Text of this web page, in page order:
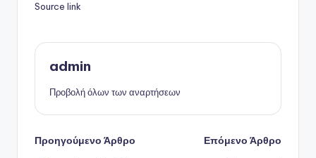
Source link
admin
Προβολή όλων των αναρτήσεων
Πλοήγηση
Προηγούμενο Άρθρο
Επόμενο Άρθρο